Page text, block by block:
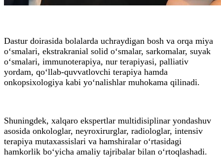
Dastur doirasida bolalarda uchraydigan bosh va orqa miya
o‘smalari, ekstrakranial solid o‘smalar, sarkomalar, suyak
o‘smalari, immunoterapiya, nur terapiyasi, palliativ
yordam, qo‘llab-quvvatlovchi terapiya hamda
onkopsixologiya kabi yo‘nalishlar muhokama qilinadi.
Shuningdek, xalqaro ekspertlar multidisiplinar yondashuv
asosida onkologlar, neyroxirurglar, radiologlar, intensiv
terapiya mutaxassislari va hamshiralar o‘rtasidagi
hamkorlik bo‘yicha amaliy tajribalar bilan o‘rtoqlashadi.